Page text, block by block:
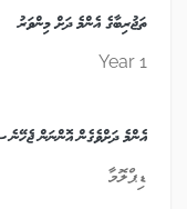
ތަޖުރިބާގެ އެންމެ ދަށް މިންވަރު
1 Year
އެންމެ ދަށްވެގެން އޮންނަން ޖެހޭނެ
ޑިޕްލޮމާ